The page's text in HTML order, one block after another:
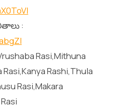
:
Rasi,Mithuna
Rasi,Kanya Rashi,Thula
Rasi,Makara